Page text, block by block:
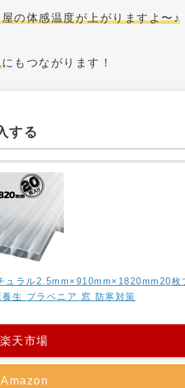
の体感温度が上がりますよ〜♪
にもつながります！
する
ュラル2.5mm×910mm×1820mm20枚
生 プラベニア 窓 防寒対策
楽天市場
Amazon